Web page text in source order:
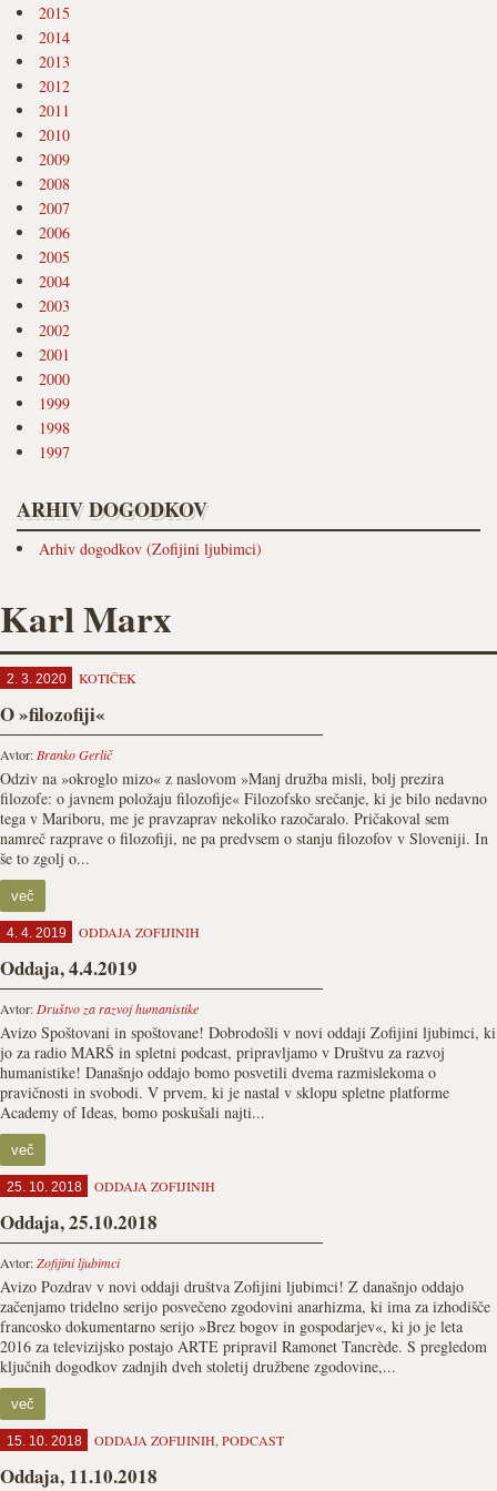
2015
2014
2013
2012
2011
2010
2009
2008
2007
2006
2005
2004
2003
2002
2001
2000
1999
1998
1997
ARHIV DOGODKOV
Arhiv dogodkov (Zofijini ljubimci)
Karl Marx
2. 3. 2020 KOTIČEK
O »filozofiji«
Avtor: Branko Gerlič
Odziv na »okroglo mizo« z naslovom »Manj družba misli, bolj prezira
filozofe: o javnem položaju filozofije« Filozofsko srečanje, ki je bilo nedavno
tega v Mariboru, me je pravzaprav nekoliko razočaralo. Pričakoval sem
namreč razprave o filozofiji, ne pa predvsem o stanju filozofov v Sloveniji. In
še to zgolj o...
več
4. 4. 2019 ODDAJA ZOFIJINIH
Oddaja, 4.4.2019
Avtor: Društvo za razvoj humanistike
Avizo Spoštovani in spoštovane! Dobrodošli v novi oddaji Zofijini ljubimci, ki
jo za radio MARŠ in spletni podcast, pripravljamo v Društvu za razvoj
humanistike! Današnjo oddajo bomo posvetili dvema razmislekoma o
pravičnosti in svobodi. V prvem, ki je nastal v sklopu spletne platforme
Academy of Ideas, bomo poskušali najti...
več
25. 10. 2018 ODDAJA ZOFIJINIH
Oddaja, 25.10.2018
Avtor:Zofijini ljubimci
Avizo Pozdrav v novi oddaji društva Zofijini ljubimci! Z današnjo oddajo
začenjamo tridelno serijo posvečeno zgodovini anarhizma, ki ima za izhodišče
francosko dokumentarno serijo »Brez bogov in gospodarjev«, ki jo je leta
2016 za televizijsko postajo ARTE pripravil Ramonet Tancrède. S pregledom
ključnih dogodkov zadnjih dveh stoletij družbene zgodovine,...
več
15. 10. 2018 ODDAJA ZOFIJINIH, PODCAST
Oddaja, 11.10.2018